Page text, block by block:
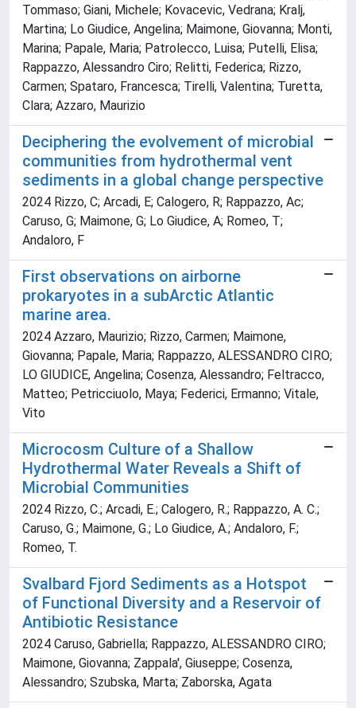
Tommaso; Giani, Michele; Kovacevic, Vedrana; Kralj,
Martina; Lo Giudice, Angelina; Maimone, Giovanna; Monti,
Marina; Papale, Maria; Patrolecco, Luisa; Putelli, Elisa;
Rappazzo, Alessandro Ciro; Relitti, Federica; Rizzo,
Carmen; Spataro, Francesca; Tirelli, Valentina; Turetta,
Clara; Azzaro, Maurizio
Deciphering the evolvement of microbial
communities from hydrothermal vent
sediments in a global change perspective
2024 Rizzo, C; Arcadi, E; Calogero, R; Rappazzo, Ac;
Caruso, G; Maimone, G; Lo Giudice, A; Romeo, T;
Andaloro, F
First observations on airborne
prokaryotes in a subArctic Atlantic
marine area.
2024 Azzaro, Maurizio; Rizzo, Carmen; Maimone,
Giovanna; Papale, Maria; Rappazzo, ALESSANDRO CIRO;
LO GIUDICE, Angelina; Cosenza, Alessandro; Feltracco,
Matteo; Petricciuolo, Maya; Federici, Ermanno; Vitale,
Vito
Microcosm Culture of a Shallow
Hydrothermal Water Reveals a Shift of
Microbial Communities
2024 Rizzo, C.; Arcadi, E.; Calogero, R.; Rappazzo, A. C.;
Caruso, G.; Maimone, G.; Lo Giudice, A.; Andaloro, F.;
Romeo, T.
Svalbard Fjord Sediments as a Hotspot
of Functional Diversity and a Reservoir of
Antibiotic Resistance
2024 Caruso, Gabriella; Rappazzo, ALESSANDRO CIRO;
Maimone, Giovanna; Zappala', Giuseppe; Cosenza,
Alessandro; Szubska, Marta; Zaborska, Agata